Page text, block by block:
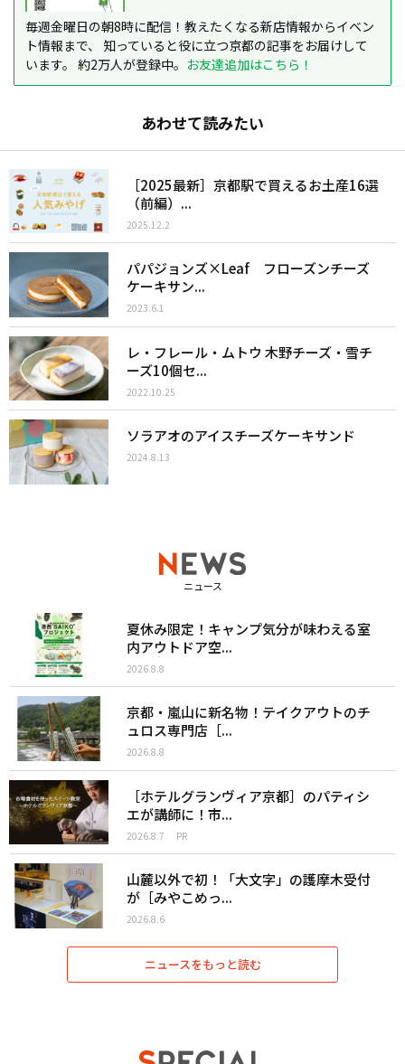
毎週金曜日の朝8時に配信！教えたくなる新店情報からイベン
ト情報まで、 知っていると役に立つ京都の記事をお届けして
います。 約2万人が登録中。 お友達追加はこちら！
あわせて読みたい
［2025最新］京都駅で買えるお土産16選
（前編）...
2025.12.2
パパジョンズ×Leaf フローズンチーズ
ケーキサン...
2023.6.1
レ・フレール・ムトウ 木野チーズ・雪チ
ーズ10個セ...
2022.10.25
ソラアオのアイスチーズケーキサンド
2024.8.13
ニュース
夏休み限定！キャンプ気分が味わえる室
内アウトドア空...
2026.8.8
京都・嵐山に新名物！テイクアウトのチ
ュロス専門店［...
2026.8.8
［ホテルグランヴィア京都］のパティシ
エが講師に！市...
2026.8.7 PR
山麓以外で初！「大文字」の護摩木受付
が［みやこめっ...
2026.8.6
ニュースをもっと読む